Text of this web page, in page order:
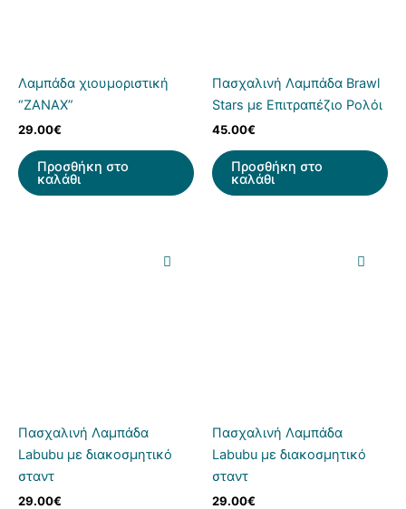
Λαμπάδα χιουμοριστική
“ZANAX”
29.00€
Προσθήκη στο
καλάθι
Πασχαλινή Λαμπάδα Brawl
Stars με Επιτραπέζιο Ρολόι
45.00€
Προσθήκη στο
καλάθι
Πασχαλινή Λαμπάδα
Labubu με διακοσμητικό
σταντ
29.00€
Πασχαλινή Λαμπάδα
Labubu με διακοσμητικό
σταντ
29.00€